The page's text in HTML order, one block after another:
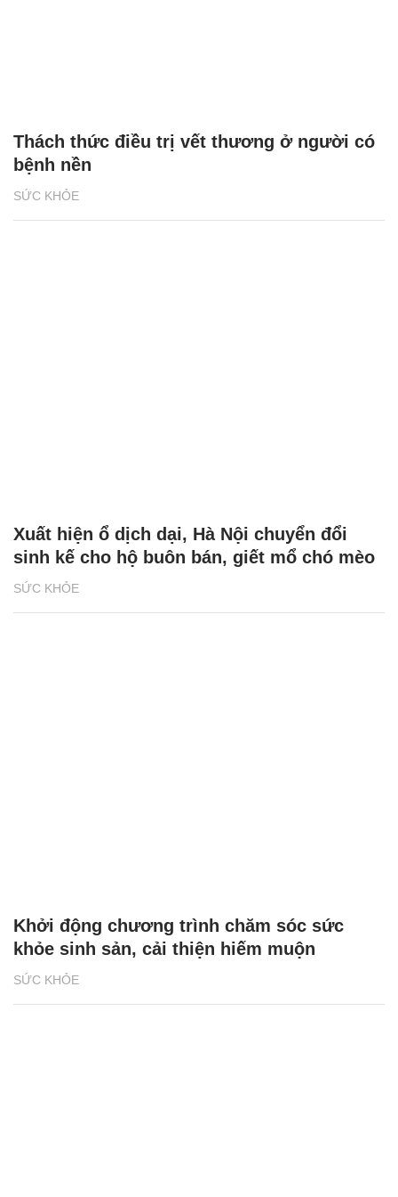
SỨC KHỎE
Thách thức điều trị vết thương ở người có
bệnh nền
SỨC KHỎE
Xuất hiện ổ dịch dại, Hà Nội chuyển đổi
sinh kế cho hộ buôn bán, giết mổ chó mèo
SỨC KHỎE
Khởi động chương trình chăm sóc sức
khỏe sinh sản, cải thiện hiếm muộn